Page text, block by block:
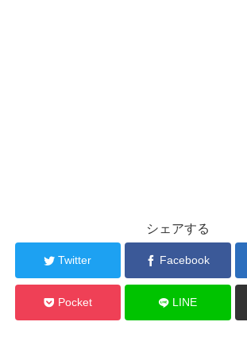
シェアする
Twitter Facebook
Pocket LINE